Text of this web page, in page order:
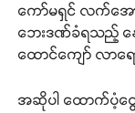
ကော်မရှင် လက်အေ
ဘေးဒဏ်ခံရသည့် နေ
ထောင်ကျော် လာ
အဆိုပါ ထောက်ပံ့ငွေ